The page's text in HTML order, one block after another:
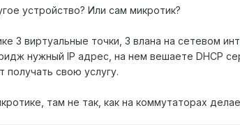
устройство? Или сам микротик?
3 виртуальные точки, 3 влана на сетевом
нужный IP адрес, на нем вешаете DHCP
свою услугу.
там не так, как на коммутаторах